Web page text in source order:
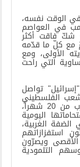
في الوقت نفسه،
في العواصم
شكّ فاقت أكثر
مع كلّ ما قدّمه
الأولى، ومع
التي راحت
تواصل
الفلسطيني
الأعزل في قطاع غزة منذ ما يقرب من 20 شهراً،
اليومية
الغربية،
استفزازاتهم
ويصرّون
التلمودية